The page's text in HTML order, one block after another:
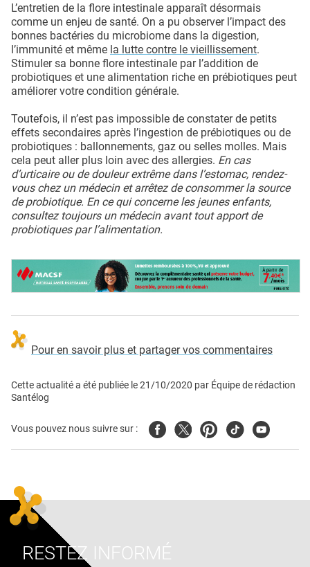
L’entretien de la flore intestinale apparaît désormais
comme un enjeu de santé. On a pu observer l’impact des
bonnes bactéries du microbiome dans la digestion,
l’immunité et même la lutte contre le vieillissement.
Stimuler sa bonne flore intestinale par l’addition de
probiotiques et une alimentation riche en prébiotiques peut
améliorer votre condition générale.
Toutefois, il n’est pas impossible de constater de petits
effets secondaires après l’ingestion de prébiotiques ou de
probiotiques : ballonnements, gaz ou selles molles. Mais
cela peut aller plus loin avec des allergies. En cas
d’urticaire ou de douleur extrême dans l’estomac, rendez-
vous chez un médecin et arrêtez de consommer la source
de probiotique. En ce qui concerne les jeunes enfants,
consultez toujours un médecin avant tout apport de
probiotiques par l’alimentation.
Pour en savoir plus et partager vos commentaires
Cette actualité a été publiée le21/10/2020 par Équipe de rédaction
Santélog
Vous pouvez nous suivre sur : FacebookTwitterPinterest
TiktokYoutube
RESTEZ INFORMÉ